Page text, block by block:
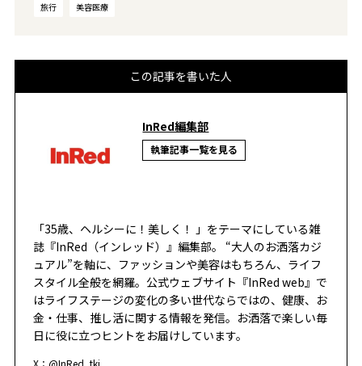
旅行
美容医療
この記事を書いた人
InRed編集部
執筆記事一覧を見る
「35歳、ヘルシーに！美しく！ 」をテーマにしている雑
誌『InRed（インレッド）』編集部。 “大人のお洒落カジ
ュアル”を軸に、ファッションや美容はもちろん、ライフ
スタイル全般を網羅。公式ウェブサイト『InRed web』で
はライフステージの変化の多い世代ならではの、健康、お
金・仕事、推し活に関する情報を発信。お洒落で楽しい毎
日に役に立つヒントをお届けしています。
X：@InRed_tkj